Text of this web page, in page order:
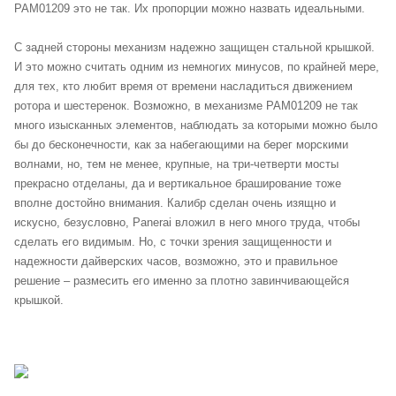
PAM01209 это не так. Их пропорции можно назвать идеальными.
С задней стороны механизм надежно защищен стальной крышкой.
И это можно считать одним из немногих минусов, по крайней мере,
для тех, кто любит время от времени насладиться движением
ротора и шестеренок. Возможно, в механизме PAM01209 не так
много изысканных элементов, наблюдать за которыми можно было
бы до бесконечности, как за набегающими на берег морскими
волнами, но, тем не менее, крупные, на три-четверти мосты
прекрасно отделаны, да и вертикальное браширование тоже
вполне достойно внимания. Калибр сделан очень изящно и
искусно, безусловно, Panerai вложил в него много труда, чтобы
сделать его видимым. Но, с точки зрения защищенности и
надежности дайверских часов, возможно, это и правильное
решение – размесить его именно за плотно завинчивающейся
крышкой.